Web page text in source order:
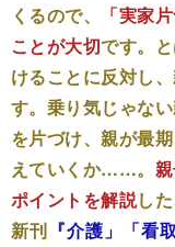
くるので、
「実家
ことが大切です。
けることに反対し
す。 乗り気じゃな
を片づけ、親が最
えていくか……。
ポイントを解説し
新刊 『介護」「看